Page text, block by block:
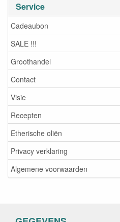
Service
Cadeaubon
SALE !!!
Groothandel
Contact
Visie
Recepten
Etherische oliën
Privacy verklaring
Algemene voorwaarden